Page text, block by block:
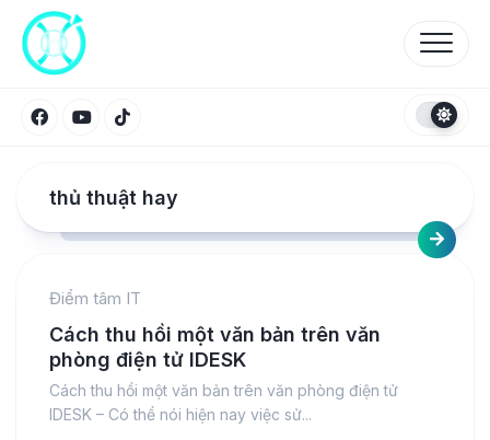
content
thủ thuật hay
Điểm tâm IT
Cách thu hồi một văn bản trên văn
phòng điện tử IDESK
Cách thu hồi một văn bản trên văn phòng điện tử
IDESK – Có thể nói hiện nay việc sử...